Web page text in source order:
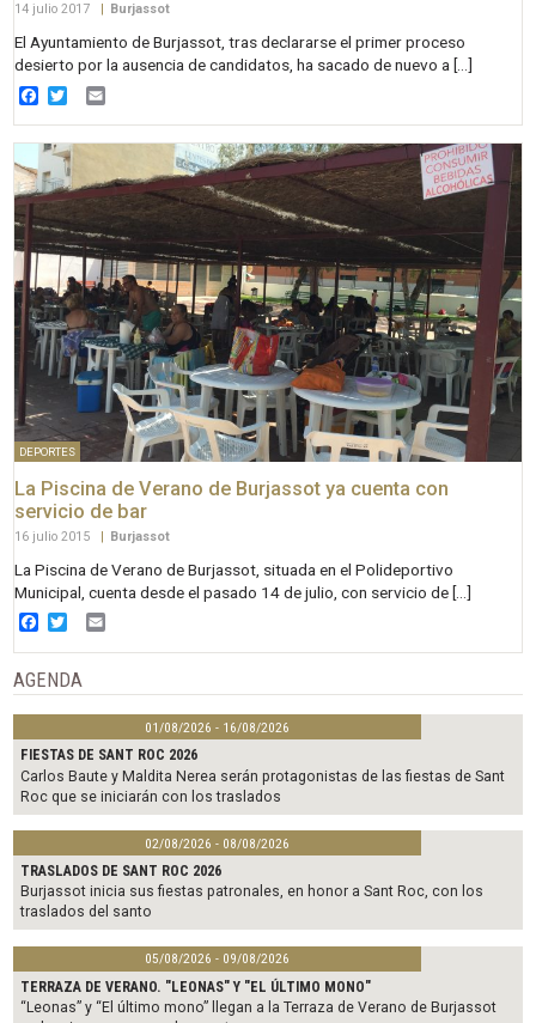
14 julio 2017 | Burjassot
El Ayuntamiento de Burjassot, tras declararse el primer proceso
desierto por la ausencia de candidatos, ha sacado de nuevo a […]
Facebook
Twitter
DEPORTES
La Piscina de Verano de Burjassot ya cuenta con
servicio de bar
16 julio 2015 | Burjassot
La Piscina de Verano de Burjassot, situada en el Polideportivo
Municipal, cuenta desde el pasado 14 de julio, con servicio de […]
Facebook
Twitter
AGENDA
01/08/2026 - 16/08/2026
FIESTAS DE SANT ROC 2026
Carlos Baute y Maldita Nerea serán protagonistas de las fiestas de Sant
Roc que se iniciarán con los traslados
02/08/2026 - 08/08/2026
TRASLADOS DE SANT ROC 2026
Burjassot inicia sus fiestas patronales, en honor a Sant Roc, con los
traslados del santo
05/08/2026 - 09/08/2026
TERRAZA DE VERANO. "LEONAS" Y "EL ÚLTIMO MONO"
“Leonas” y “El último mono” llegan a la Terraza de Verano de Burjassot